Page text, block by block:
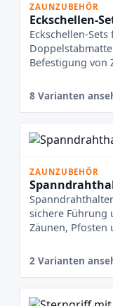
ZAUNZUBEHÖR
Eckschellen-
Eckschellen-
Befestigung von
8 Varianten
ZAUNZUBEHÖR
sichere Führung
Zäunen, Pfosten
2 Varianten